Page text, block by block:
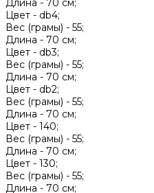
Цвет - db4;
Вес (грамы) - 55;
Длина - 70 см;
Цвет - db3;
Вес (грамы) - 55;
Длина - 70 см;
Цвет - db2;
Вес (грамы) - 55;
Длина - 70 см;
Цвет - 140;
Вес (грамы) - 55;
Длина - 70 см;
Цвет - 130;
Вес (грамы) - 55;
Длина - 70 см;